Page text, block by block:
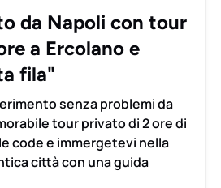
da Napoli con tour
a Ercolano e
fila"
senza problemi da
tour privato di 2 ore di
code e immergetevi nella
città con una guida